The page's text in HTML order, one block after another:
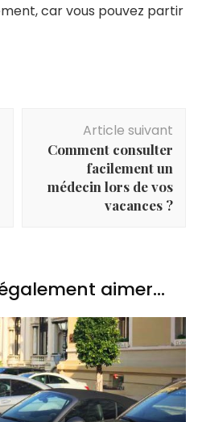
car vous pouvez partir
Article suivant
Comment consulter
facilement un
médecin lors de vos
vacances ?
aimer...